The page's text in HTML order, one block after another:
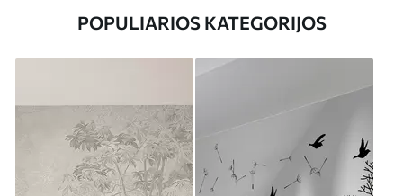
POPULIARIOS KATEGORIJOS